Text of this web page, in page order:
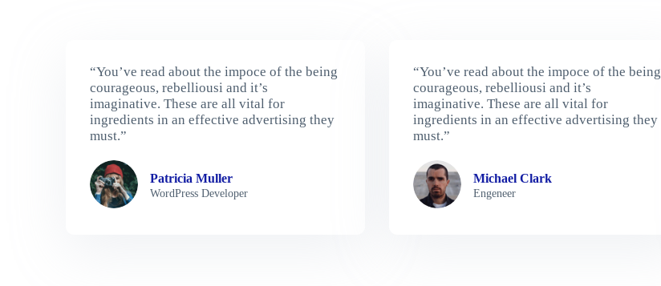
“You’ve read about the impoce of the being
courageous, rebelliousi and it’s
imaginative. These are all vital for
ingredients in an effective advertising they
must.”
Patricia Muller
WordPress Developer
“You’ve read about the impoce of the being
courageous, rebelliousi and it’s
imaginative. These are all vital for
ingredients in an effective advertising they
must.”
Michael Clark
Engeneer